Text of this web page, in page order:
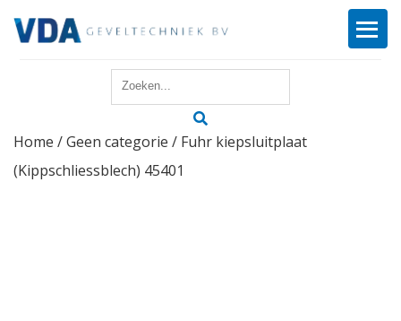
Reparatie
Home /Geen categorie / Fuhr kiepsluitplaat
(Kippschliessblech) 45401